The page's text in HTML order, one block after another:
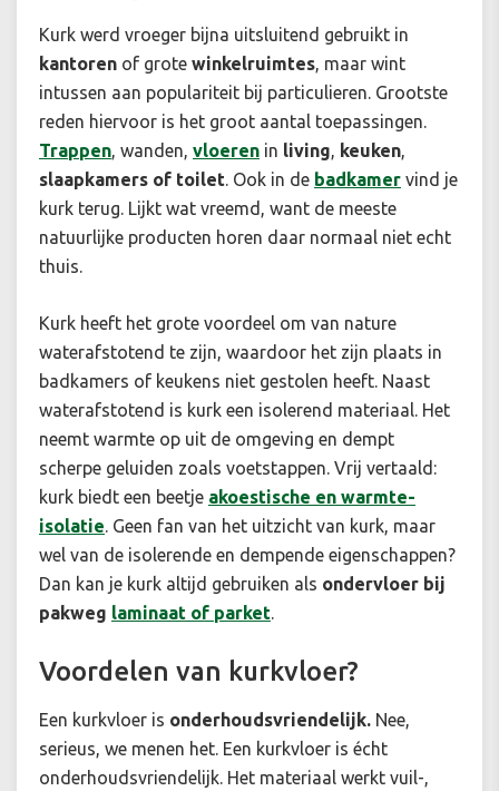
Kurk werd vroeger bijna uitsluitend gebruikt in
kantoren of grote winkelruimtes, maar wint
intussen aan populariteit bij particulieren. Grootste
reden hiervoor is het groot aantal toepassingen.
Trappen, wanden, vloeren in living, keuken,
slaapkamers of toilet. Ook in de badkamer vind je
kurk terug. Lijkt wat vreemd, want de meeste
natuurlijke producten horen daar normaal niet echt
thuis.
Kurk heeft het grote voordeel om van nature
waterafstotend te zijn, waardoor het zijn plaats in
badkamers of keukens niet gestolen heeft. Naast
waterafstotend is kurk een isolerend materiaal. Het
neemt warmte op uit de omgeving en dempt
scherpe geluiden zoals voetstappen. Vrij vertaald:
kurk biedt een beetje akoestische en warmte-
isolatie. Geen fan van het uitzicht van kurk, maar
wel van de isolerende en dempende eigenschappen?
Dan kan je kurk altijd gebruiken als ondervloer bij
pakweg laminaat of parket.
Voordelen van kurkvloer?
Een kurkvloer is onderhoudsvriendelijk. Nee,
serieus, we menen het. Een kurkvloer is écht
onderhoudsvriendelijk. Het materiaal werkt vuil-,